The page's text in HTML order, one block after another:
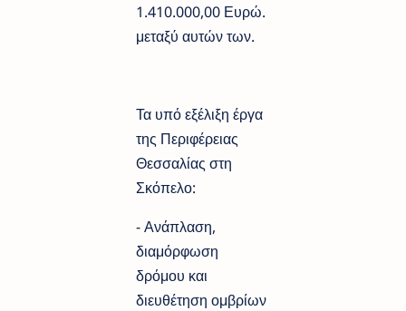
1.410.000,00 Ευρώ.
μεταξύ αυτών των.
Τα υπό εξέλιξη έργα
της Περιφέρειας
Θεσσαλίας στη
Σκόπελο:
- Ανάπλαση,
διαμόρφωση
δρόμου και
διευθέτηση ομβρίων